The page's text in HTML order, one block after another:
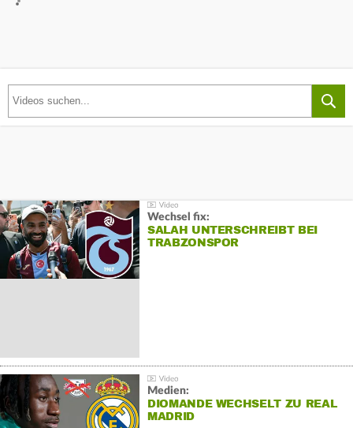
Wechsel fix:
SALAH UNTERSCHREIBT BEI
TRABZONSPOR
Medien:
DIOMANDE WECHSELT ZU REAL
MADRID